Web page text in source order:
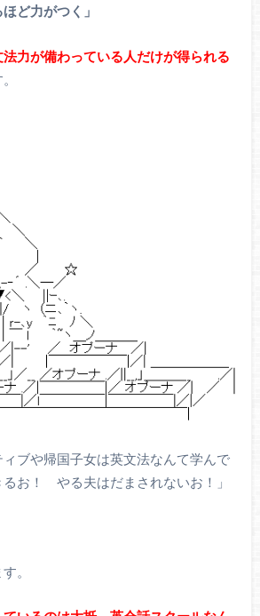
ど力がつく」
法力が備わっている人だけが得られる
ィブや帰国子女は英文法なんて学んで
お！ やる夫はだまされないお！」
。